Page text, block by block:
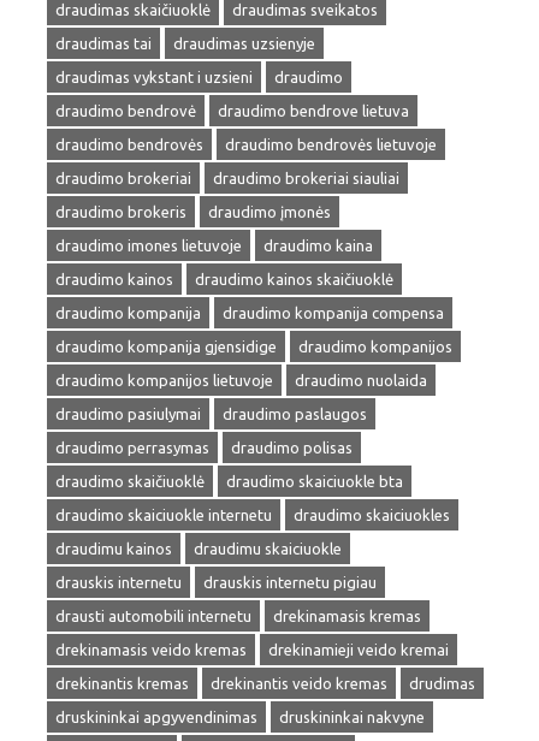
draudimas skaičiuoklė
draudimas sveikatos
draudimas tai
draudimas uzsienyje
draudimas vykstant i uzsieni
draudimo
draudimo bendrovė
draudimo bendrove lietuva
draudimo bendrovės
draudimo bendrovės lietuvoje
draudimo brokeriai
draudimo brokeriai siauliai
draudimo brokeris
draudimo įmonės
draudimo imones lietuvoje
draudimo kaina
draudimo kainos
draudimo kainos skaičiuoklė
draudimo kompanija
draudimo kompanija compensa
draudimo kompanija gjensidige
draudimo kompanijos
draudimo kompanijos lietuvoje
draudimo nuolaida
draudimo pasiulymai
draudimo paslaugos
draudimo perrasymas
draudimo polisas
draudimo skaičiuoklė
draudimo skaiciuokle bta
draudimo skaiciuokle internetu
draudimo skaiciuokles
draudimu kainos
draudimu skaiciuokle
drauskis internetu
drauskis internetu pigiau
drausti automobili internetu
drekinamasis kremas
drekinamasis veido kremas
drekinamieji veido kremai
drekinantis kremas
drekinantis veido kremas
drudimas
druskininkai apgyvendinimas
druskininkai nakvyne